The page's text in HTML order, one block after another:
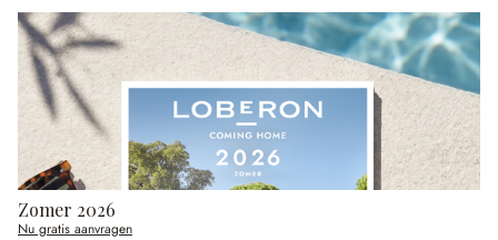
Zomer 2026
Nu gratis aanvragen